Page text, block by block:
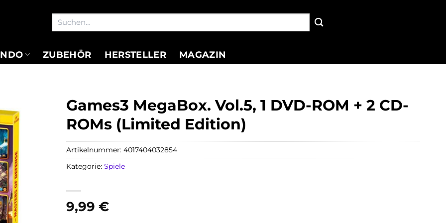
Suchen
ZUBEHÖR HERSTELLER MAGAZIN
Games3 MegaBox. Vol.5, 1 DVD-ROM + 2 CD-
ROMs (Limited Edition)
9,99€
Artikelnummer:4017404032854
Kategorie:Spiele